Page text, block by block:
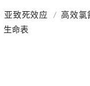
亚致死效应 / 高效氯
生命表